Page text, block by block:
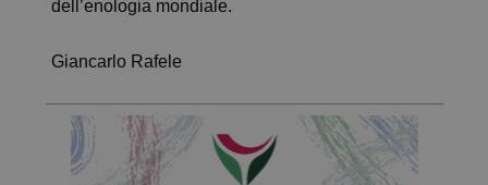
dell’enologia mondiale.
Giancarlo Rafele